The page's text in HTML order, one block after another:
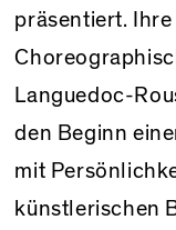
präsentiert.
Languedoc-
den Beginn
mit
künstlerischen